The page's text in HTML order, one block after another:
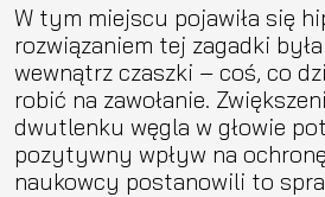
W tym miejscu pojawiła się
rozwiązaniem tej zagadki
wewnątrz czaszki – coś, co
robić na zawołanie.
dwutlenku węgla w głowie
pozytywny wpływ na
naukowcy postanowili to